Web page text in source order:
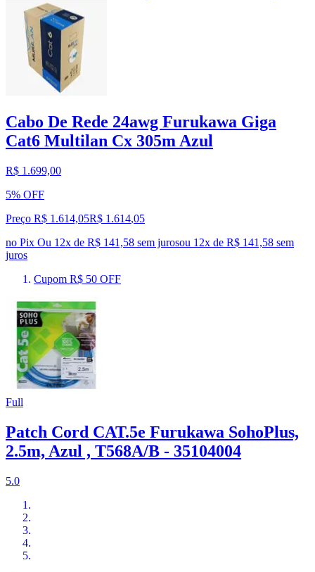
Cabo De Rede 24awg Furukawa Giga
Cat6 Multilan Cx 305m Azul
R$ 1.699,00
5% OFF
Preço R$ 1.614,05R$ 1.614,05
no Pix Ou 12x de R$ 141,58 sem jurosou 12x de R$ 141,58 sem
juros
Cupom R$ 50 OFF
Full
Patch Cord CAT.5e Furukawa SohoPlus,
2.5m, Azul , T568A/B - 35104004
5.0